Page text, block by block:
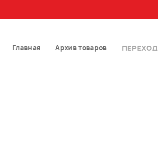
Главная Архив товаров